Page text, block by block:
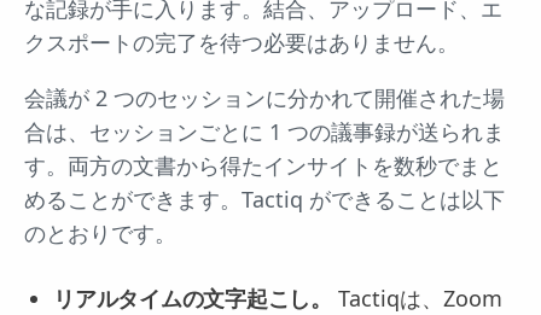
な記録が手に入ります。結合、アップロード、エ
クスポートの完了を待つ必要はありません。
会議が 2 つのセッションに分かれて開催された場
合は、セッションごとに 1 つの議事録が送られま
す。両方の文書から得たインサイトを数秒でまと
めることができます。Tactiq ができることは以下
のとおりです。
リアルタイムの文字起こし。
Tactiqは、Zoom